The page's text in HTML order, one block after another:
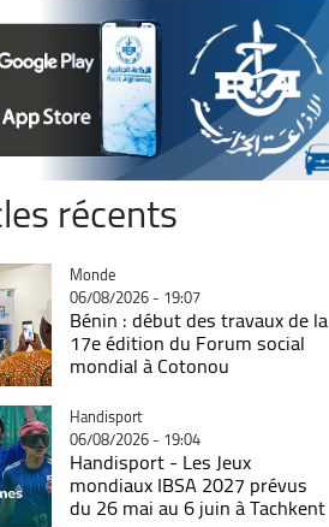
récents
Catégorie
Monde
06/08/2026 - 19:07
Bénin : début des travaux de la
17e édition du Forum social
mondial à Cotonou
Catégorie
Handisport
06/08/2026 - 19:04
Handisport - Les Jeux
mondiaux IBSA 2027 prévus
du 26 mai au 6 juin à Tachkent